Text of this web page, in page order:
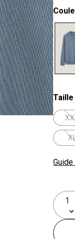
Taille
XL